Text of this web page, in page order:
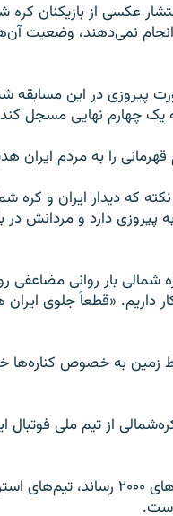
عکسی از بازیکنان کره
نمی‌دهند، وضعیت
پیروزی در این مسابقه
یک چهارم نهایی مسجل
را به مردم ایران
که دیدار ایران و کره
دارد و مردانش در
شمالی بار روانی مضاعفی
داریم. «قطعاً جلوی
نقاط زمین به خصوص
از تیم ملی فوتبال
همچنین فیلیپ تروسیه که ژاپن را به قهرمانی در جام ملت‌های